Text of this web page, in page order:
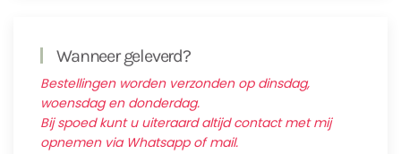
Wanneer geleverd?
Bestellingen worden verzonden op dinsdag,
woensdag en donderdag.
Bij spoed kunt u uiteraard altijd contact met mij
opnemen via Whatsapp of mail.